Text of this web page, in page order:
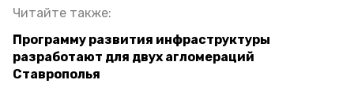
Читайте также:
Программу развития инфраструктуры
разработают для двух агломераций
Ставрополья